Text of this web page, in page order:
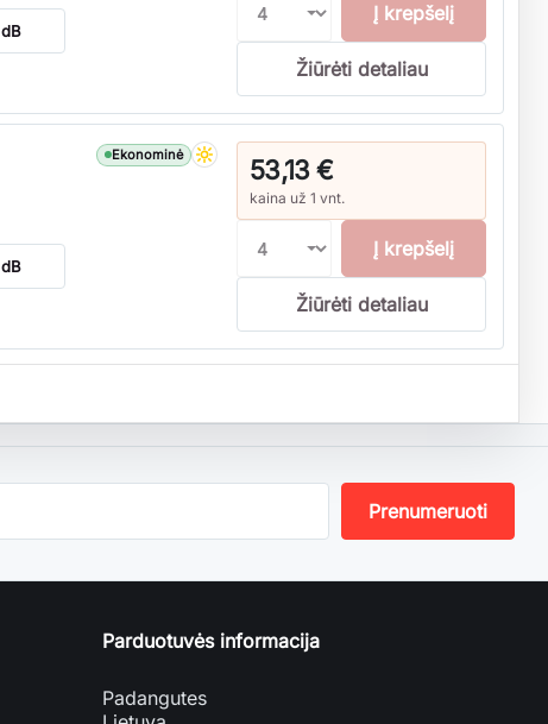
Į krepšelį
Žiūrėti detaliau
Ekonominė
53,13 €
kaina už 1 vnt.
Į krepšelį
Žiūrėti detaliau
Parduotuvės informacija
Padangutes